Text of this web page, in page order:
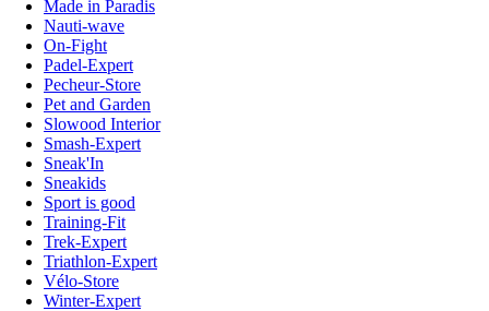
Made in Paradis
Nauti-wave
On-Fight
Padel-Expert
Pecheur-Store
Pet and Garden
Slowood Interior
Smash-Expert
Sneak'In
Sneakids
Sport is good
Training-Fit
Trek-Expert
Triathlon-Expert
Vélo-Store
Winter-Expert